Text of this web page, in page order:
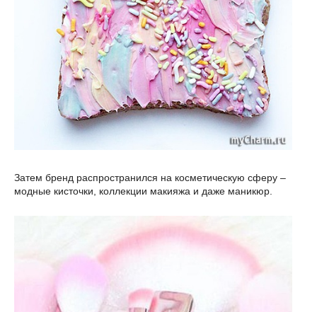
Затем бренд распространился на косметическую сферу –
модные кисточки, коллекции макияжа и даже маникюр.